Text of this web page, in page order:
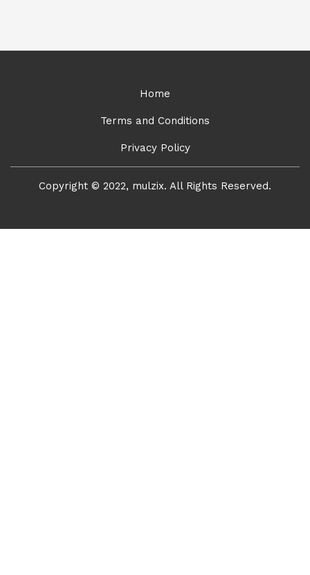
Home
Terms and Conditions
Privacy Policy
Copyright © 2022, mulzix. All Rights Reserved.